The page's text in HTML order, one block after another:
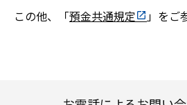
この他、「預金共通規定 」をご